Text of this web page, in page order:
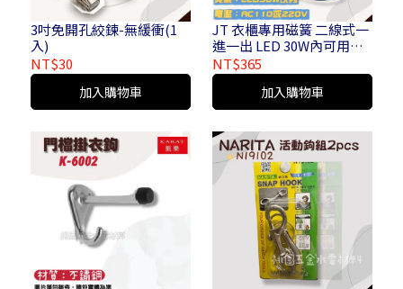
3吋免開孔絞鍊-無緩衝(1
入)
NT$30
加入購物車
JT 衣櫃專用磁簧 二線式一
進一出 LED 30W內可用
NT$365
加入購物車